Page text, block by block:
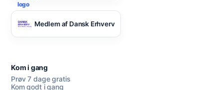
Medlem af Dansk Erhverv
Kom i gang
Prøv 7 dage gratis
Kom godt i gang